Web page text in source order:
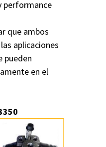
performance
que ambos
aplicaciones
pueden
en el